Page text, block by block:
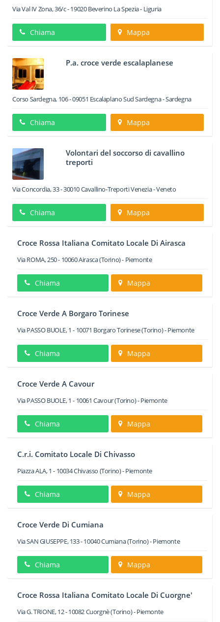
Via Val IV Zona, 36/c-19020Beverino La Spezia - Liguria
Chiama Mappa
P.a. croce verde escalaplanese
Corso Sardegna, 106-09051 EscalaplanoSud Sardegna -Sardegna
Chiama Mappa
Volontari del soccorso di cavallino
treporti
Via Concordia, 33-30010Cavallino-TreportiVenezia -Veneto
Chiama Mappa
Croce Rossa Italiana Comitato Locale Di Airasca
Via ROMA, 250- 10060Airasca(Torino) - Piemonte
Chiama Mappa
Croce Verde A Borgaro Torinese
Via PASSO BUOLE, 1 - 10071 Borgaro Torinese(Torino) -Piemonte
Chiama Mappa
Croce Verde A Cavour
Via PASSO BUOLE, 1 - 10061 Cavour(Torino) -Piemonte
Chiama Mappa
C.r.i. Comitato Locale Di Chivasso
Piazza ALA, 1 - 10034Chivasso (Torino) -Piemonte
Chiama Mappa
Croce Verde Di Cumiana
Via SAN GIUSEPPE, 133-10040Cumiana(Torino) -Piemonte
Chiama Mappa
Croce Rossa Italiana Comitato Locale Di Cuorgne'
Via G. TRIONE, 12-10082Cuorgnè(Torino) -Piemonte